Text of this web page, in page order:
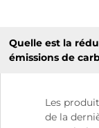
Quelle est la
émissions de
Les
de la